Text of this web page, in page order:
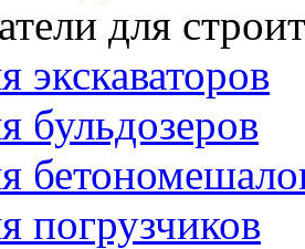
для
экскаваторов
бульдозеров
погрузчиков